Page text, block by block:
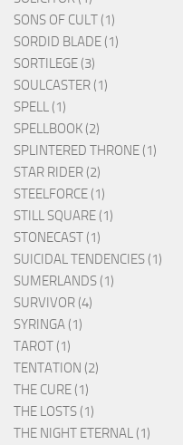
SONS OF CULT (1)
SORDID BLADE (1)
SORTILEGE (3)
SOULCASTER (1)
SPELL (1)
SPELLBOOK (2)
SPLINTERED THRONE (1)
STAR RIDER (2)
STEELFORCE (1)
STILL SQUARE (1)
STONECAST (1)
SUICIDAL TENDENCIES (1)
SUMERLANDS (1)
SURVIVOR (4)
SYRINGA (1)
TAROT (1)
TENTATION (2)
THE CURE (1)
THE LOSTS (1)
THE NIGHT ETERNAL (1)